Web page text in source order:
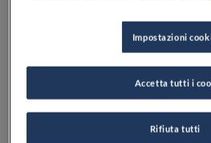
Impostazioni
Rifiuta tutti
Accetta tutti i